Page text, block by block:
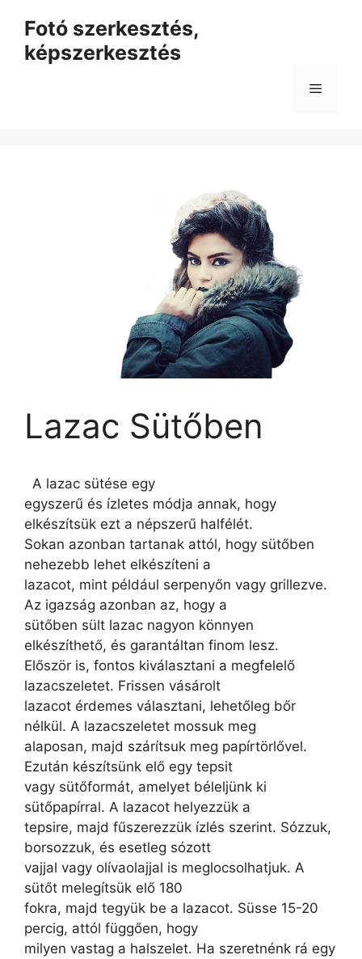
tartalomba
Fotó szerkesztés,
képszerkesztés
Menü
Lazac Sütőben
A lazac sütése egy
egyszerű és ízletes módja annak, hogy
elkészítsük ezt a népszerű halfélét.
Sokan azonban tartanak attól, hogy sütőben
nehezebb lehet elkészíteni a
lazacot, mint például serpenyőn vagy grillezve.
Az igazság azonban az, hogy a
sütőben sült lazac nagyon könnyen
elkészíthető, és garantáltan finom lesz.
Először is, fontos kiválasztani a megfelelő
lazacszeletet. Frissen vásárolt
lazacot érdemes választani, lehetőleg bőr
nélkül. A lazacszeletet mossuk meg
alaposan, majd szárítsuk meg papírtörlővel.
Ezután készítsünk elő egy tepsit
vagy sütőformát, amelyet béleljünk ki
sütőpapírral. A lazacot helyezzük a
tepsire, majd fűszerezzük ízlés szerint. Sózzuk,
borsozzuk, és esetleg sózott
vajjal vagy olívaolajjal is meglocsolhatjuk. A
sütőt melegítsük elő 180
fokra, majd tegyük be a lazacot. Süsse 15-20
percig, attól függően, hogy
milyen vastag a halszelet. Ha szeretnénk rá egy